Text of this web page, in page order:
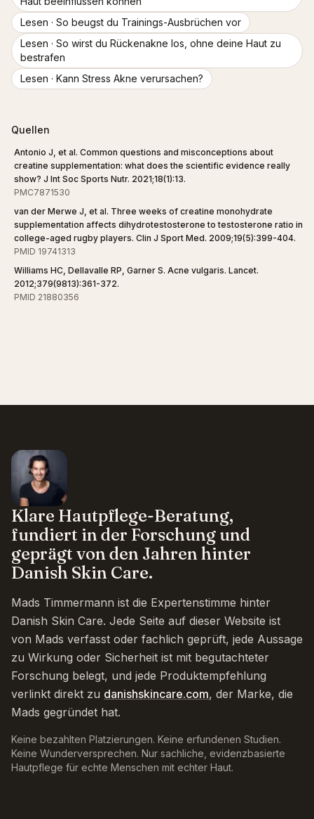
Lesen · So beugst du Trainings-Ausbrüchen vor
Lesen · So wirst du Rückenakne los, ohne deine Haut zu
bestrafen
Lesen · Kann Stress Akne verursachen?
Quellen
Antonio J, et al. Common questions and misconceptions about
creatine supplementation: what does the scientific evidence really
show? J Int Soc Sports Nutr. 2021;18(1):13.
PMC7871530
van der Merwe J, et al. Three weeks of creatine monohydrate
supplementation affects dihydrotestosterone to testosterone ratio in
college-aged rugby players. Clin J Sport Med. 2009;19(5):399-404.
PMID 19741313
Williams HC, Dellavalle RP, Garner S. Acne vulgaris. Lancet.
2012;379(9813):361-372.
PMID 21880356
Klare Hautpflege-Beratung,
fundiert in der Forschung und
geprägt von den Jahren hinter
Danish Skin Care.
Mads Timmermann ist die Expertenstimme hinter
Danish Skin Care. Jede Seite auf dieser Website ist
von Mads verfasst oder fachlich geprüft, jede Aussage
zu Wirkung oder Sicherheit ist mit begutachteter
Forschung belegt, und jede Produktempfehlung
verlinkt direkt zu danishskincare.com, der Marke, die
Mads gegründet hat.
Keine bezahlten Platzierungen. Keine erfundenen Studien.
Keine Wunderversprechen. Nur sachliche, evidenzbasierte
Hautpflege für echte Menschen mit echter Haut.